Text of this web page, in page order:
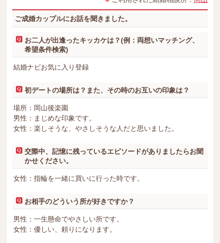
ご成婚カップルにお話を聞きました。
お二人が出逢ったキッカケは？(例：両想いマッチング、
希望条件検索)
結婚ナビお気に入り登録
初デートの場所は？また、その時のお互いの印象は？
場所：岡山後楽園
男性：まじめな印象です。
女性：楽しそうな、やさしそうな人だと思いました。
交際中、記憶に残っているエピソードがありましたらお聞
かせください。
女性：指輪を一緒に買いに行った時です。
お相手のどういう所が好きですか？
男性：一生懸命でやさしい所です。
女性：優しい、頼りになります。